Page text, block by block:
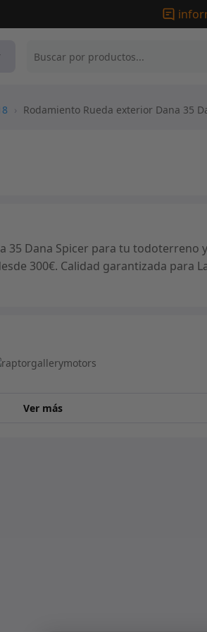
› Rodamiento Rueda exterior Dana 35
35 Dana Spicer para tu todoterreno
300€. Calidad garantizada para
Ver más